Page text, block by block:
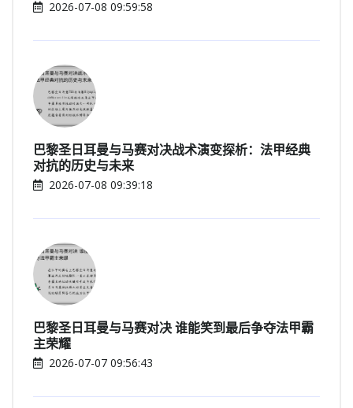
2026-07-08 09:59:58
巴黎圣日耳曼与马赛对决战术演变探析：法甲经典
对抗的历史与未来
2026-07-08 09:39:18
巴黎圣日耳曼与马赛对决 谁能笑到最后争夺法甲霸
主荣耀
2026-07-07 09:56:43